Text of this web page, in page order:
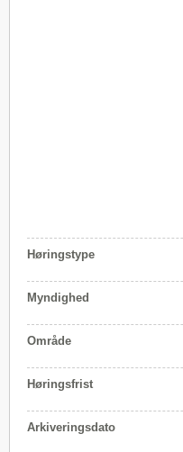
Høringstype
Myndighed
Område
Høringsfrist
Arkiveringsdato